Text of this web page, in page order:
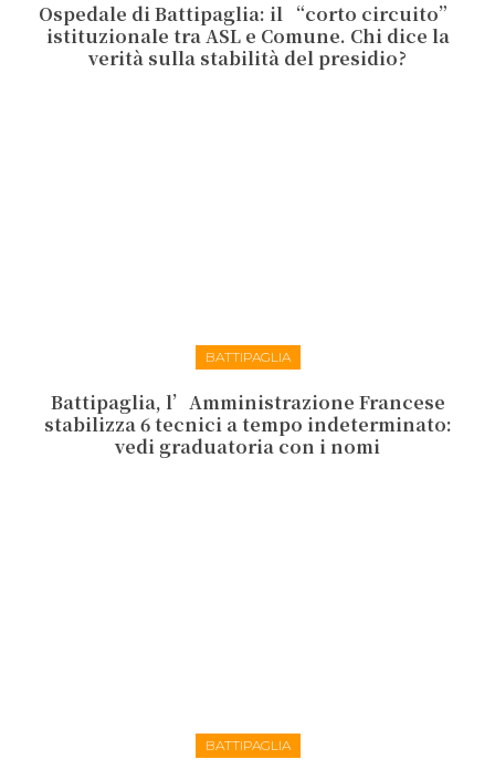
Ospedale di Battipaglia: il “corto circuito”
istituzionale tra ASL e Comune. Chi dice la
verità sulla stabilità del presidio?
BATTIPAGLIA
Battipaglia, l’Amministrazione Francese
stabilizza 6 tecnici a tempo indeterminato:
vedi graduatoria con i nomi
BATTIPAGLIA